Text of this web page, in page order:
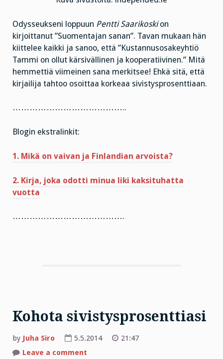
Odysseukseni loppuun Pentti Saarikoskion
kirjoittanut ”Suomentajan sanan”. Tavan mukaan hän
kiittelee kaikki ja sanoo, että ”Kustannusosakeyhtiö
Tammi on ollut kärsivällinen ja kooperatiivinen.” Mitä
hemmettiä viimeinen sana merkitsee! Ehkä sitä, että
kirjailija tahtoo osoittaa korkeaa sivistysprosenttiaan.
…………………………………..
Blogin ekstralinkit:
1. Mikä on vaivan ja Finlandian arvoista?
2. Kirja, joka odotti minua liki kaksituhatta
vuotta
………………………………….
Kohota sivistysprosenttiasi
by Juha Siro 5.5.2014
21:47
Leave a comment